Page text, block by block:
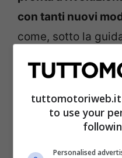
con tanti nuovi
come, sotto la
Andiamo a vedere
futuri, a
che ha fatto la
tuttomotoriweb.it
to use your
Personalised